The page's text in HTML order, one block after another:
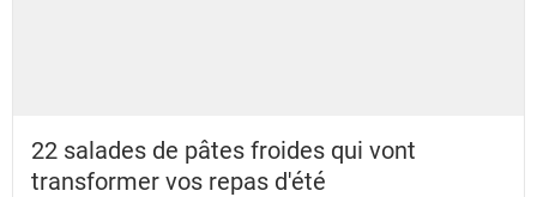
22 salades de pâtes froides qui vont
transformer vos repas d'été